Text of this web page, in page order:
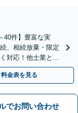
40件】豊富な実
、相続放棄・限定
対応！他士業と連
料】
料金表を見る
でお問い合わせ